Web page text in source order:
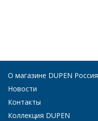
О магазине DUPEN Россия
Новости
Контакты
Коллекция DUPEN